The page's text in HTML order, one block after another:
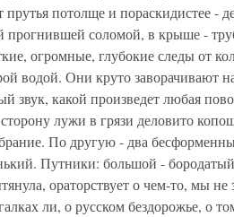
потолще и пораскидистее -
прогнившей соломой, в крыше -
огромные, глубокие следы от
водой. Они круто заворачивают
звук, какой произведет любая
лужи в грязи деловито
По другую - два
Путники: большой - бородатый
ораторствует о чем-то, мы
ли, о русском бездорожье, о